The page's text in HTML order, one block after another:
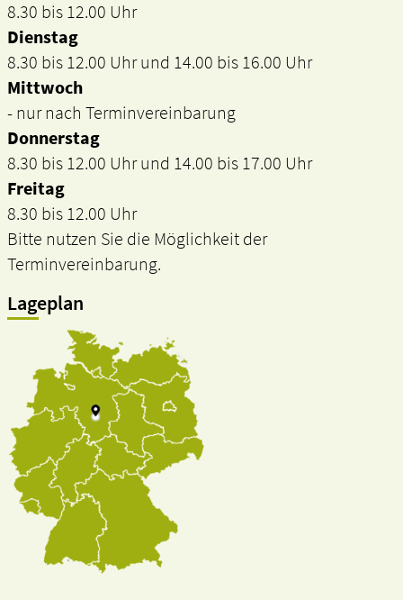
8.30 bis 12.00 Uhr
Dienstag
8.30 bis 12.00 Uhr und 14.00 bis 16.00 Uhr
Mittwoch
- nur nach Terminvereinbarung
Donnerstag
8.30 bis 12.00 Uhr und 14.00 bis 17.00 Uhr
Freitag
8.30 bis 12.00 Uhr
Bitte nutzen Sie die Möglichkeit der
Terminvereinbarung.
Lageplan